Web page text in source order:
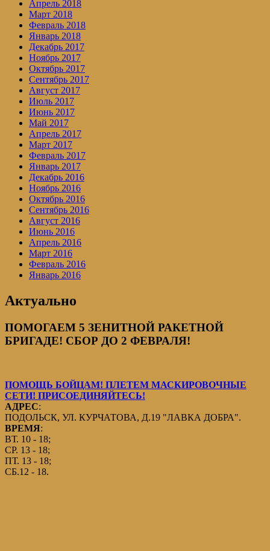
Апрель 2018
Март 2018
Февраль 2018
Январь 2018
Декабрь 2017
Ноябрь 2017
Октябрь 2017
Сентябрь 2017
Август 2017
Июль 2017
Июнь 2017
Май 2017
Апрель 2017
Март 2017
Февраль 2017
Январь 2017
Декабрь 2016
Ноябрь 2016
Октябрь 2016
Сентябрь 2016
Август 2016
Июнь 2016
Апрель 2016
Март 2016
Февраль 2016
Январь 2016
Актуально
ПОМОГАЕМ 5 ЗЕНИТНОЙ РАКЕТНОЙ
БРИГАДЕ! СБОР ДО 2 ФЕВРАЛЯ!
ПОМОЩЬ БОЙЦАМ! ПЛЕТЕМ МАСКИРОВОЧНЫЕ
СЕТИ! ПРИСОЕДИНЯЙТЕСЬ!
АДРЕС:
ПОДОЛЬСК, УЛ. КУРЧАТОВА, Д.19 "ЛАВКА ДОБРА".
ВРЕМЯ:
ВТ. 10 - 18;
СР. 13 - 18;
ПТ. 13 - 18;
СБ.12 - 18.